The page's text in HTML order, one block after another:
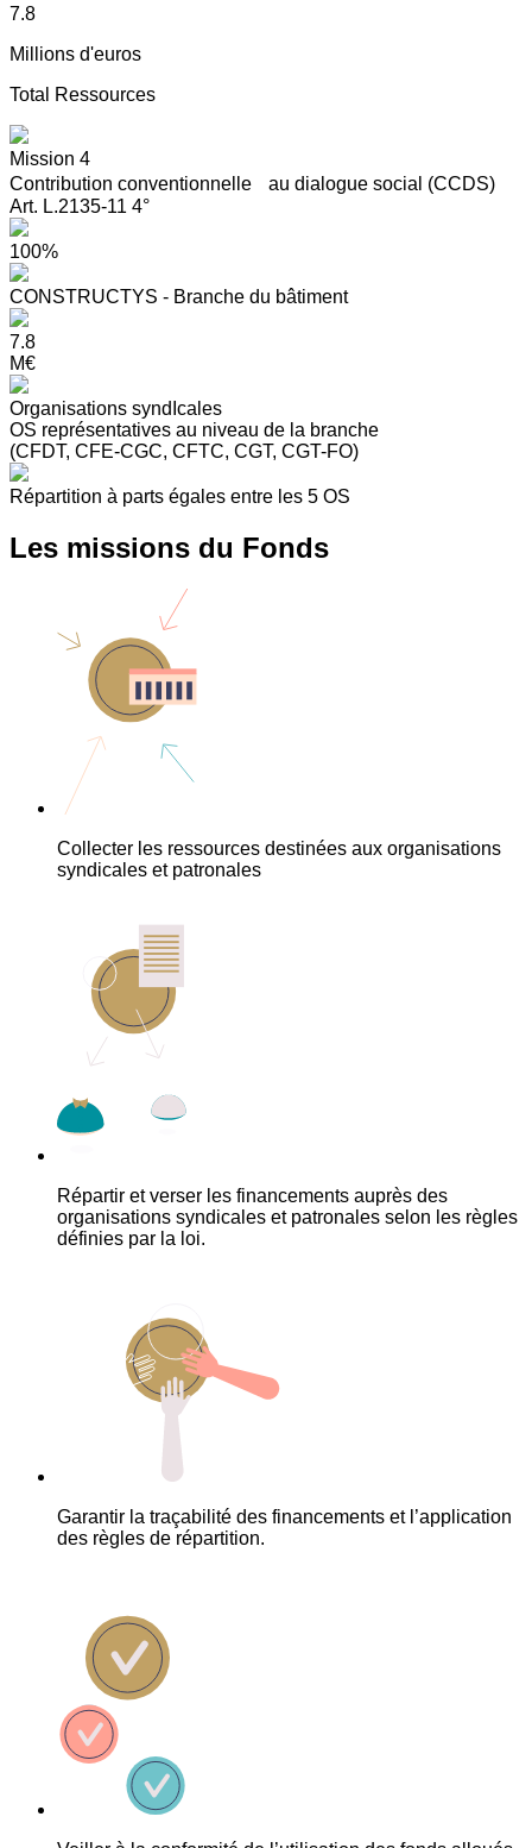
7.8
Millions d'euros
Total Ressources
Mission 4
Contribution conventionnelle au dialogue social (CCDS)
Art. L.2135-11 4°
100%
CONSTRUCTYS - Branche du bâtiment
7.8
M€
Organisations syndIcales
OS représentatives au niveau de la branche
(CFDT, CFE-CGC, CFTC, CGT, CGT-FO)
Répartition à parts égales entre les 5 OS
Les missions du Fonds
Collecter les ressources destinées aux organisations
syndicales et patronales
Répartir et verser les financements auprès des
organisations syndicales et patronales selon les règles
définies par la loi.
Garantir la traçabilité des financements et l’application
des règles de répartition.